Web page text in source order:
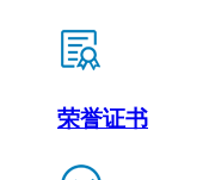
荣誉证书